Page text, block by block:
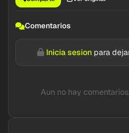
Comentarios
Inicia sesion para
Aun no hay